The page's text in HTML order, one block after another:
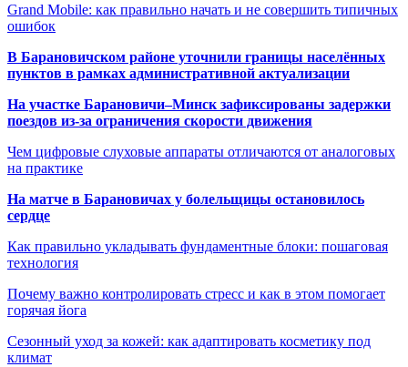
Grand Mobile: как правильно начать и не совершить типичных
ошибок
В Барановичском районе уточнили границы населённых
пунктов в рамках административной актуализации
На участке Барановичи–Минск зафиксированы задержки
поездов из-за ограничения скорости движения
Чем цифровые слуховые аппараты отличаются от аналоговых
на практике
На матче в Барановичах у болельщицы остановилось
сердце
Как правильно укладывать фундаментные блоки: пошаговая
технология
Почему важно контролировать стресс и как в этом помогает
горячая йога
Сезонный уход за кожей: как адаптировать косметику под
климат